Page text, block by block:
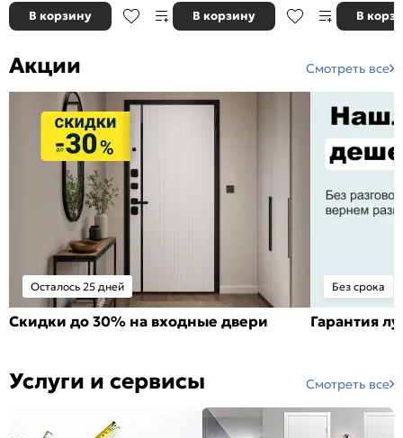
В корзину В корзину В
Акции Смотреть все
Осталось 25 дней
Скидки до 30% на входные двери
Без срока
Гарантия
Услуги и сервисы Смотреть все